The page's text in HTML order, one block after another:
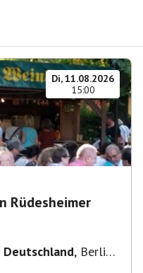
Di, 11.08.2026
15:00
Rüdesheimer
, Berlin-